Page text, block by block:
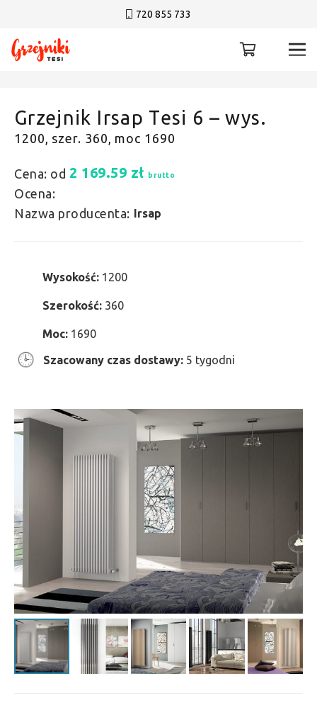
720 855 733
Grzejnik Irsap Tesi 6 – wys.
1200, szer. 360, moc 1690
Cena: od 2 169.59 zł brutto
Ocena:
Nazwa producenta: Irsap
Wysokość: 1200
Szerokość: 360
Moc: 1690
Szacowany czas dostawy: 5 tygodni